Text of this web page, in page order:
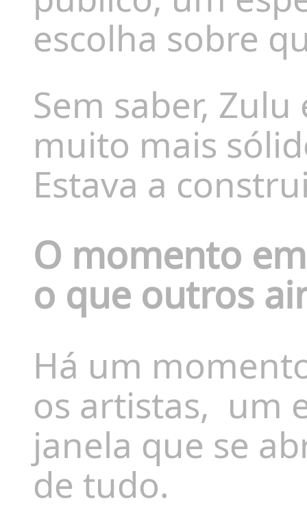
escolha sobre
Sem saber,
muito mais
Estava a
O momento
o que outros
Há um
os artistas, um
janela que se
de tudo.